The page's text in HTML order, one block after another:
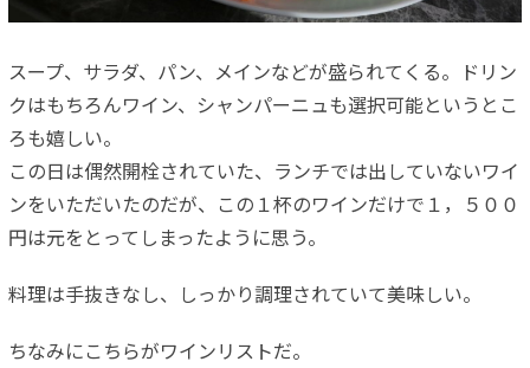
スープ、サラダ、パン、メインなどが盛られてくる。ドリン
クはもちろんワイン、シャンパーニュも選択可能というとこ
ろも嬉しい。
この日は偶然開栓されていた、ランチでは出していないワイ
ンをいただいたのだが、この１杯のワインだけで１，５００
円は元をとってしまったように思う。
料理は手抜きなし、しっかり調理されていて美味しい。
ちなみにこちらがワインリストだ。